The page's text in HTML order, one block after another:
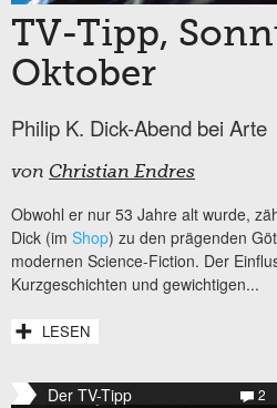
TV-Tipp,
Oktober
Philip K. Dick-Abend bei Arte
von Christian Endres
Obwohl er nur 53 Jahre alt wurde,
Dick (im Shop) zu den prägenden
modernen Science-Fiction. Der
Kurzgeschichten und gewichtigen...
LESEN
Der TV-Tipp 2